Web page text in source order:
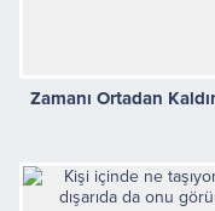
Zamanı Ortadan